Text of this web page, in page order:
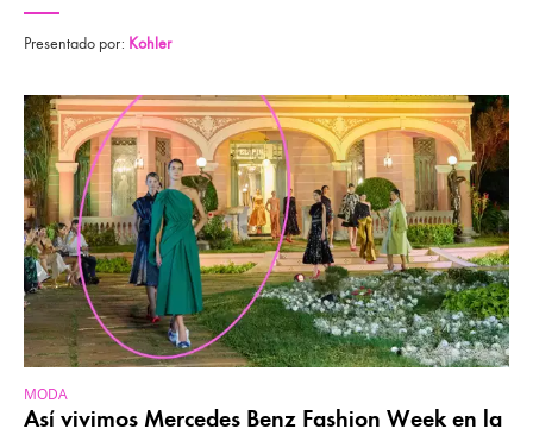
Presentado por: Kohler
MODA
Así vivimos Mercedes Benz Fashion Week en la